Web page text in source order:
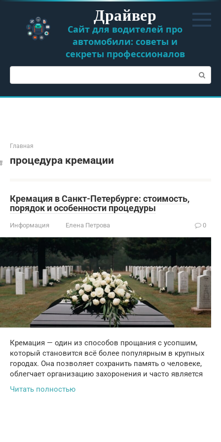
Перейти
контенту
Драйвер
Сайт для водителей про
автомобили: советы и
секреты профессионалов
Поиск:
Главная
процедура кремации
Кремация в Санкт-Петербурге: стоимость,
порядок и особенности процедуры
Информация Елена Петрова 0
Кремация — один из способов прощания с усопшим,
который становится всё более популярным в крупных
городах. Она позволяет сохранить память о человеке,
облегчает организацию захоронения и часто является
Читать полностью